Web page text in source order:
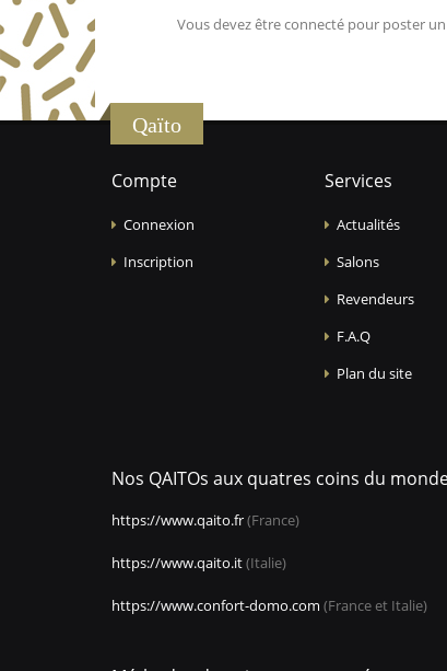
Vous devez être connecté pour poster
Qaïto
Compte
Connexion
Inscription
Services
Actualités
Salons
Revendeurs
F.A.Q
Plan du site
Nos QAITOs aux quatres coins du
https://www.qaito.fr(France)
https://www.qaito.it(Italie)
https://www.confort-domo.com (France et Italie)